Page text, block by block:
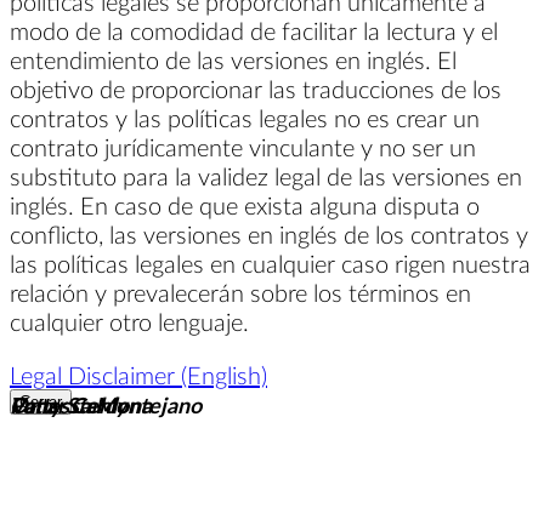
Patty Stehly
Vanessa Montejano
Omar Cardona
modo de la comodidad de facilitar la lectura y el
entendimiento de las versiones en inglés. El
objetivo de proporcionar las traducciones de los
contratos y las políticas legales no es crear un
contrato jurídicamente vinculante y no ser un
substituto para la validez legal de las versiones en
inglés. En caso de que exista alguna disputa o
conflicto, las versiones en inglés de los contratos y
las políticas legales en cualquier caso rigen nuestra
relación y prevalecerán sobre los términos en
cualquier otro lenguaje.
Legal Disclaimer (English)
Cerrar